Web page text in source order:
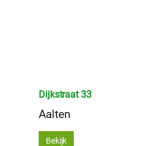
Dijkstraat 33
Aalten
Bekijk